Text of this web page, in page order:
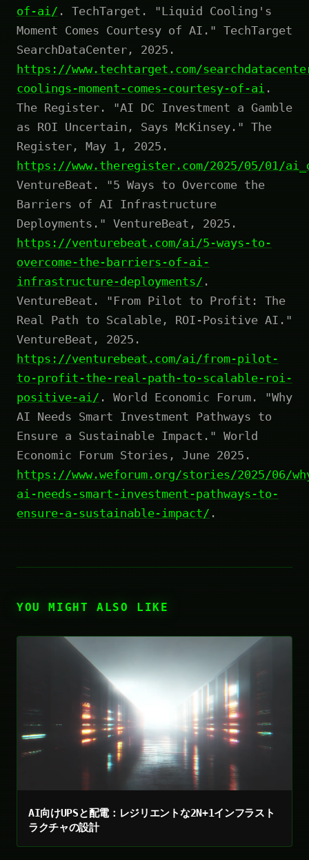
of-ai/ . TechTarget. "Liquid Cooling's
Moment Comes Courtesy of AI." TechTarget
SearchDataCenter, 2025.
https://www.techtarget.com/
coolings-moment-comes-courtesy-of-ai .
The Register. "AI DC Investment a Gamble
as ROI Uncertain, Says McKinsey." The
Register, May 1, 2025.
https://www.theregister.com/2025/05/01/
VentureBeat. "5 Ways to Overcome the
Barriers of AI Infrastructure
Deployments." VentureBeat, 2025.
https://venturebeat.com/ai/5-ways-to-
overcome-the-barriers-of-ai-
infrastructure-deployments/ .
VentureBeat. "From Pilot to Profit: The
Real Path to Scalable, ROI-Positive AI."
VentureBeat, 2025.
https://venturebeat.com/ai/from-pilot-
to-profit-the-real-path-to-scalable-roi-
positive-ai/ . World Economic Forum. "Why
AI Needs Smart Investment Pathways to
Ensure a Sustainable Impact." World
Economic Forum Stories, June 2025.
https://www.weforum.org/stories/2025/06/
ai-needs-smart-investment-pathways-to-
ensure-a-sustainable-impact/ .
YOU MIGHT ALSO LIKE
AI向けUPSと配電：レジリエントな2N+1インフラスト
ラクチャの設計